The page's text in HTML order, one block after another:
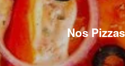
Nos Pizzas